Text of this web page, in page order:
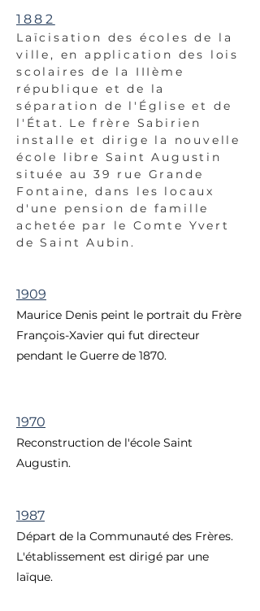
1882
Laïcisation des écoles de la
ville, en application des lois
scolaires de la IIIème
république et de la
séparation de l'Église et de
l'État. Le frère Sabirien
installe et dirige la nouvelle
école libre Saint Augustin
située au 39 rue Grande
Fontaine, dans les locaux
d'une pension de famille
achetée par le Comte Yvert
de Saint Aubin.
1909
Maurice Denis peint le portrait du Frère
François-Xavier qui fut directeur
pendant le Guerre de 1870.
1970
Reconstruction de l'école Saint
Augustin.
1987
Départ de la Communauté des Frères.
L'établissement est dirigé par une
laïque.